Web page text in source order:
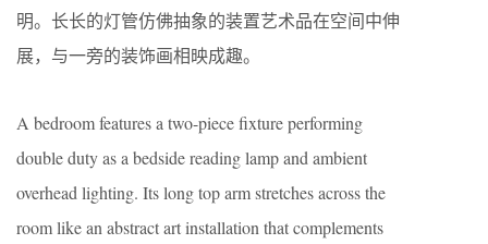
明。长长的灯管仿佛抽象的装置艺术品在空间中伸
展，与一旁的装饰画相映成趣。
A bedroom features a two-piece fixture performing
double duty as a bedside reading lamp and ambient
overhead lighting. Its long top arm stretches across the
room like an abstract art installation that complements